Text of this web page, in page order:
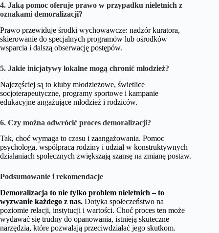
4. Jaką pomoc oferuje prawo w przypadku nieletnich z
oznakami demoralizacji?
Prawo przewiduje środki wychowawcze: nadzór kuratora,
skierowanie do specjalnych programów lub ośrodków
wsparcia i dalszą obserwację postępów.
5. Jakie inicjatywy lokalne mogą chronić młodzież?
Najczęściej są to kluby młodzieżowe, świetlice
socjoterapeutyczne, programy sportowe i kampanie
edukacyjne angażujące młodzież i rodziców.
6. Czy można odwrócić proces demoralizacji?
Tak, choć wymaga to czasu i zaangażowania. Pomoc
psychologa, współpraca rodziny i udział w konstruktywnych
działaniach społecznych zwiększają szansę na zmianę postaw.
Podsumowanie i rekomendacje
Demoralizacja to nie tylko problem nieletnich – to
wyzwanie każdego z nas. Dotyka społeczeństwo na
poziomie relacji, instytucji i wartości. Choć proces ten może
wydawać się trudny do opanowania, istnieją skuteczne
narzędzia, które pozwalają przeciwdziałać jego skutkom.